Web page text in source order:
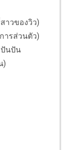
าวของวิว)
ารส่วนตัว)
ปันปัน
)